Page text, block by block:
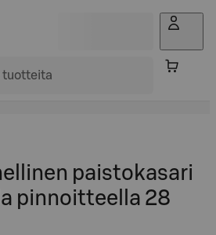
paistokasari
pinnoitteella 28